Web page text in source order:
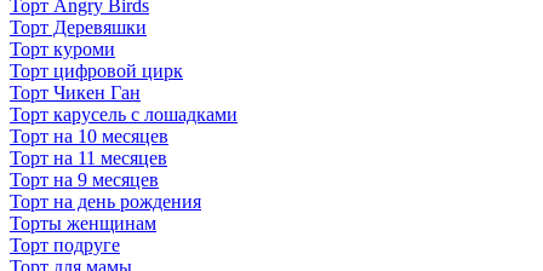
Торт Angry Birds
Торт Деревяшки
Торт куроми
Торт цифровой цирк
Торт Чикен Ган
Торт карусель с лошадками
Торт на 10 месяцев
Торт на 11 месяцев
Торт на 9 месяцев
Торт на день рождения
Торты женщинам
Торт подруге
Торт для мамы